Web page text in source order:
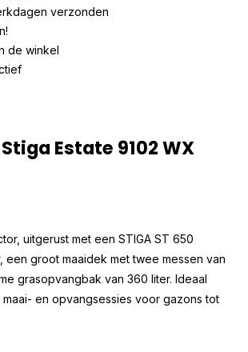
verzonden
de winkel
Estate 9102 WX
uitgerust met een STIGA ST 650
een groot maaidek met twee messen van
grasopvangbak van 360 liter. Ideaal
en opvangsessies voor gazons tot